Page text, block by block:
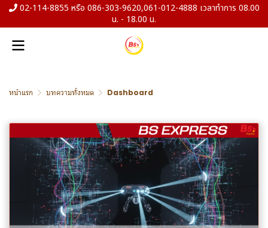
02-114-8855 หรือ 086-303-9620,061-012-4888 เวลาทำการ 08.00
น. - 18.00 น.
หน้าแรก บทความทั้งหมด Dashboard